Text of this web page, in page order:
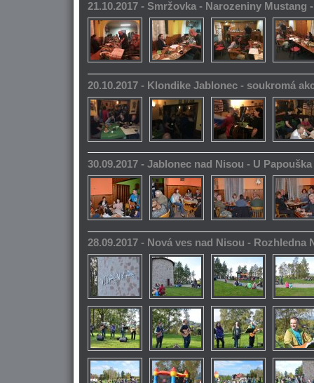
21.10.2017 - Smržovka - Narozeniny Mustang
20.10.2017 - Klondike Jablonec - soukromá
30.09.2017 - Jablonec nad Nisou - U
28.09.2017 - Nová ves nad Nisou - Rozhledna